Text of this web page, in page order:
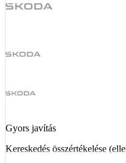
Gyors javítás
Kereskedés összértékelése